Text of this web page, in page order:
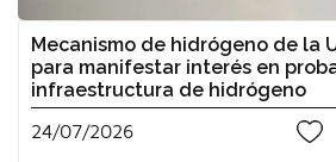
Mecanismo de hidrógeno de la
para manifestar interés en
infraestructura de hidrógeno
24/07/2026